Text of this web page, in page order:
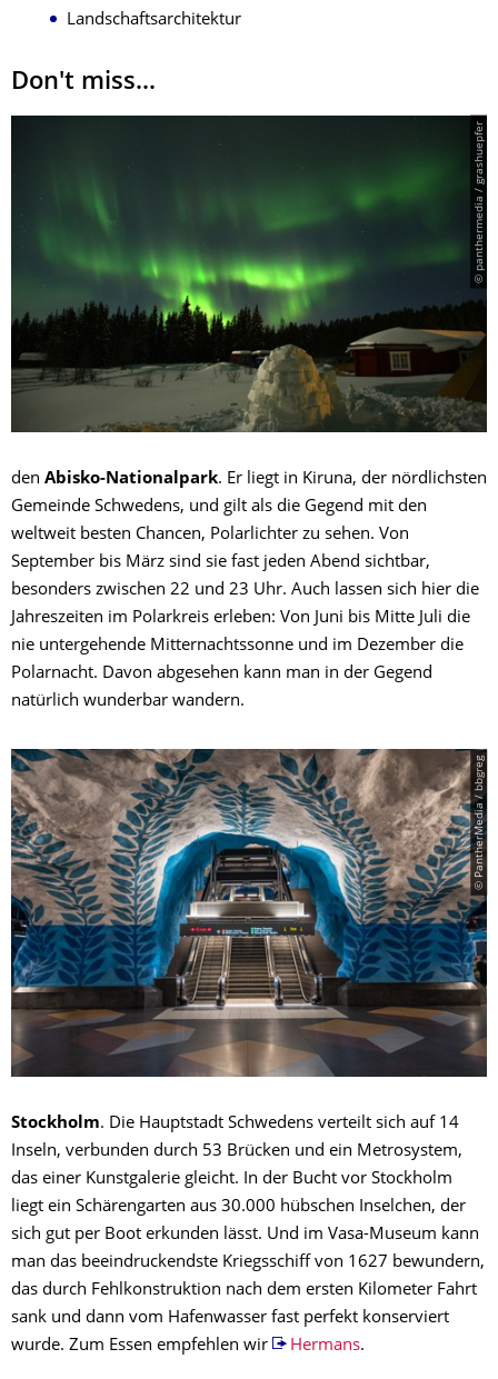
Landschaftsarchitektur
Don't miss...
© panthermedia / grashuepfer
den Abisko-Nationalpark. Er liegt in Kiruna, der nördlichsten
Gemeinde Schwedens, und gilt als die Gegend mit den
weltweit besten Chancen, Polarlichter zu sehen. Von
September bis März sind sie fast jeden Abend sichtbar,
besonders zwischen 22 und 23 Uhr. Auch lassen sich hier die
Jahreszeiten im Polarkreis erleben: Von Juni bis Mitte Juli die
nie untergehende Mitternachtssonne und im Dezember die
Polarnacht. Davon abgesehen kann man in der Gegend
natürlich wunderbar wandern.
© PantherMedia / bbgreg
Stockholm. Die Hauptstadt Schwedens verteilt sich auf 14
Inseln, verbunden durch 53 Brücken und ein Metrosystem,
das einer Kunstgalerie gleicht. In der Bucht vor Stockholm
liegt ein Schärengarten aus 30.000 hübschen Inselchen, der
sich gut per Boot erkunden lässt. Und im Vasa-Museum kann
man das beeindruckendste Kriegsschiff von 1627 bewundern,
das durch Fehlkonstruktion nach dem ersten Kilometer Fahrt
sank und dann vom Hafenwasser fast perfekt konserviert
wurde. Zum Essen empfehlen wir
Hermans.